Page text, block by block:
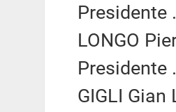
Presidente
LONGO
Presidente
GIGLI Gian